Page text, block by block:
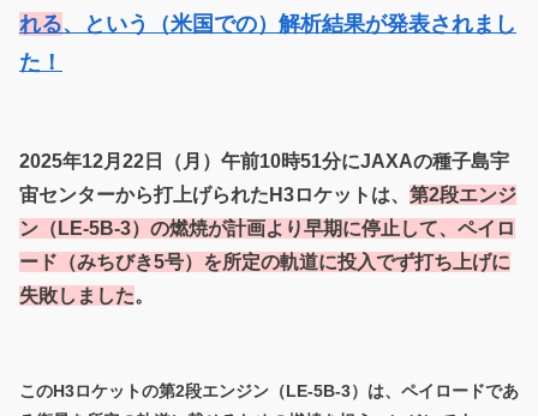
れる、という（米国での）解析結果が発表されまし
た！
2025年12月22日（月）午前10時51分にJAXAの種子島宇
宙センターから打上げられたH3ロケットは、 第2段エンジ
ン（LE-5B-3）の燃焼が計画より早期に停止して、ペイロ
ード（みちびき5号）を所定の軌道に投入でず打ち上げに
失敗しました。
このH3ロケットの第2段エンジン（LE-5B-3）は、ペイロードであ